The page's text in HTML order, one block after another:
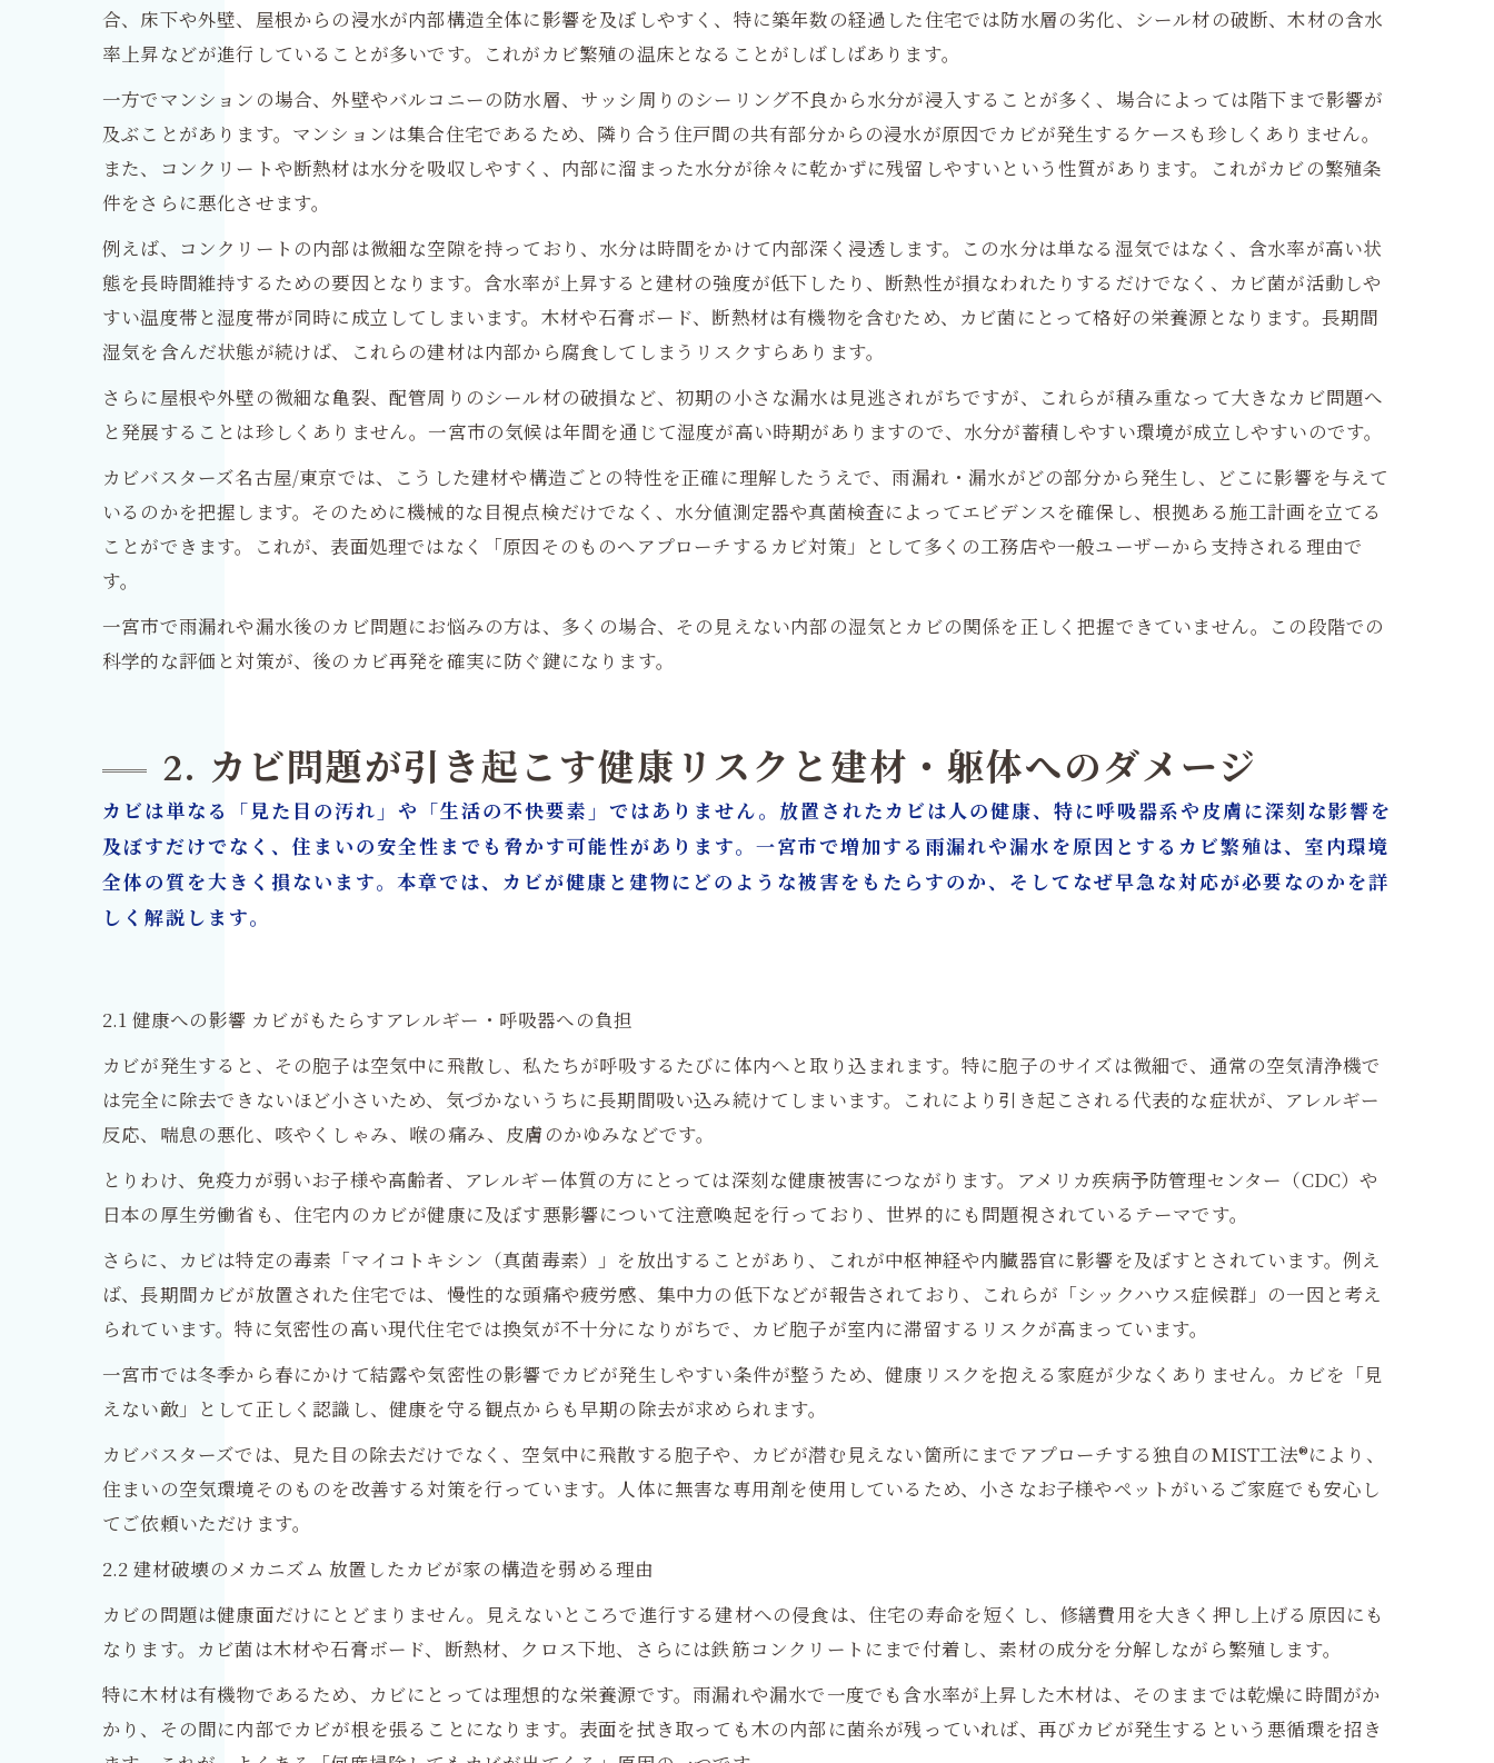
合、床下や外壁、屋根からの浸水が内部構造全体に影響を及ぼしやすく、特に築年数の経過した住宅では防水層の劣化、シール材の破断、木材の含水
率上昇などが進行していることが多いです。これがカビ繁殖の温床となることがしばしばあります。
一方でマンションの場合、外壁やバルコニーの防水層、サッシ周りのシーリング不良から水分が浸入することが多く、場合によっては階下まで影響が
及ぶことがあります。マンションは集合住宅であるため、隣り合う住戸間の共有部分からの浸水が原因でカビが発生するケースも珍しくありません。
また、コンクリートや断熱材は水分を吸収しやすく、内部に溜まった水分が徐々に乾かずに残留しやすいという性質があります。これがカビの繁殖条
件をさらに悪化させます。
例えば、コンクリートの内部は微細な空隙を持っており、水分は時間をかけて内部深く浸透します。この水分は単なる湿気ではなく、含水率が高い状
態を長時間維持するための要因となります。含水率が上昇すると建材の強度が低下したり、断熱性が損なわれたりするだけでなく、カビ菌が活動しや
すい温度帯と湿度帯が同時に成立してしまいます。木材や石膏ボード、断熱材は有機物を含むため、カビ菌にとって格好の栄養源となります。長期間
湿気を含んだ状態が続けば、これらの建材は内部から腐食してしまうリスクすらあります。
さらに屋根や外壁の微細な亀裂、配管周りのシール材の破損など、初期の小さな漏水は見逃されがちですが、これらが積み重なって大きなカビ問題へ
と発展することは珍しくありません。一宮市の気候は年間を通じて湿度が高い時期がありますので、水分が蓄積しやすい環境が成立しやすいのです。
カビバスターズ名古屋/東京では、こうした建材や構造ごとの特性を正確に理解したうえで、雨漏れ・漏水がどの部分から発生し、どこに影響を与えて
いるのかを把握します。そのために機械的な目視点検だけでなく、水分値測定器や真菌検査によってエビデンスを確保し、根拠ある施工計画を立てる
ことができます。これが、表面処理ではなく「原因そのものへアプローチするカビ対策」として多くの工務店や一般ユーザーから支持される理由で
す。
一宮市で雨漏れや漏水後のカビ問題にお悩みの方は、多くの場合、その見えない内部の湿気とカビの関係を正しく把握できていません。この段階での
科学的な評価と対策が、後のカビ再発を確実に防ぐ鍵になります。
2. カビ問題が引き起こす健康リスクと建材・躯体へのダメージ
カビは単なる「見た目の汚れ」や「生活の不快要素」ではありません。放置されたカビは人の健康、特に呼吸器系や皮膚に深刻な影響を
及ぼすだけでなく、住まいの安全性までも脅かす可能性があります。一宮市で増加する雨漏れや漏水を原因とするカビ繁殖は、室内環境
全体の質を大きく損ないます。本章では、カビが健康と建物にどのような被害をもたらすのか、そしてなぜ早急な対応が必要なのかを詳
しく解説します。
2.1 健康への影響 カビがもたらすアレルギー・呼吸器への負担
カビが発生すると、その胞子は空気中に飛散し、私たちが呼吸するたびに体内へと取り込まれます。特に胞子のサイズは微細で、通常の空気清浄機で
は完全に除去できないほど小さいため、気づかないうちに長期間吸い込み続けてしまいます。これにより引き起こされる代表的な症状が、アレルギー
反応、喘息の悪化、咳やくしゃみ、喉の痛み、皮膚のかゆみなどです。
とりわけ、免疫力が弱いお子様や高齢者、アレルギー体質の方にとっては深刻な健康被害につながります。アメリカ疾病予防管理センター（CDC）や
日本の厚生労働省も、住宅内のカビが健康に及ぼす悪影響について注意喚起を行っており、世界的にも問題視されているテーマです。
さらに、カビは特定の毒素「マイコトキシン（真菌毒素）」を放出することがあり、これが中枢神経や内臓器官に影響を及ぼすとされています。例え
ば、長期間カビが放置された住宅では、慢性的な頭痛や疲労感、集中力の低下などが報告されており、これらが「シックハウス症候群」の一因と考え
られています。特に気密性の高い現代住宅では換気が不十分になりがちで、カビ胞子が室内に滞留するリスクが高まっています。
一宮市では冬季から春にかけて結露や気密性の影響でカビが発生しやすい条件が整うため、健康リスクを抱える家庭が少なくありません。カビを「見
えない敵」として正しく認識し、健康を守る観点からも早期の除去が求められます。
カビバスターズでは、見た目の除去だけでなく、空気中に飛散する胞子や、カビが潜む見えない箇所にまでアプローチする独自のMIST工法®により、
住まいの空気環境そのものを改善する対策を行っています。人体に無害な専用剤を使用しているため、小さなお子様やペットがいるご家庭でも安心し
てご依頼いただけます。
2.2 建材破壊のメカニズム 放置したカビが家の構造を弱める理由
カビの問題は健康面だけにとどまりません。見えないところで進行する建材への侵食は、住宅の寿命を短くし、修繕費用を大きく押し上げる原因にも
なります。カビ菌は木材や石膏ボード、断熱材、クロス下地、さらには鉄筋コンクリートにまで付着し、素材の成分を分解しながら繁殖します。
特に木材は有機物であるため、カビにとっては理想的な栄養源です。雨漏れや漏水で一度でも含水率が上昇した木材は、そのままでは乾燥に時間がか
かり、その間に内部でカビが根を張ることになります。表面を拭き取っても木の内部に菌糸が残っていれば、再びカビが発生するという悪循環を招き